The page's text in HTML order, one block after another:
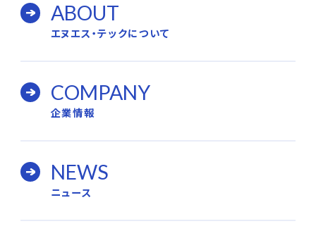
ABOUT
エヌエス・テックについて
COMPANY
企業情報
NEWS
ニュース